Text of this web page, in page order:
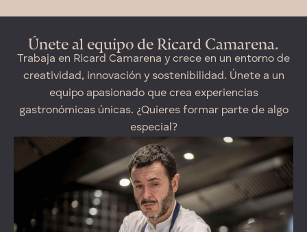
Únete al equipo de Ricard Camarena.
Trabaja en Ricard Camarena y crece en un entorno de
creatividad, innovación y sostenibilidad. Únete a un
equipo apasionado que crea experiencias
gastronómicas únicas. ¿Quieres formar parte de algo
especial?